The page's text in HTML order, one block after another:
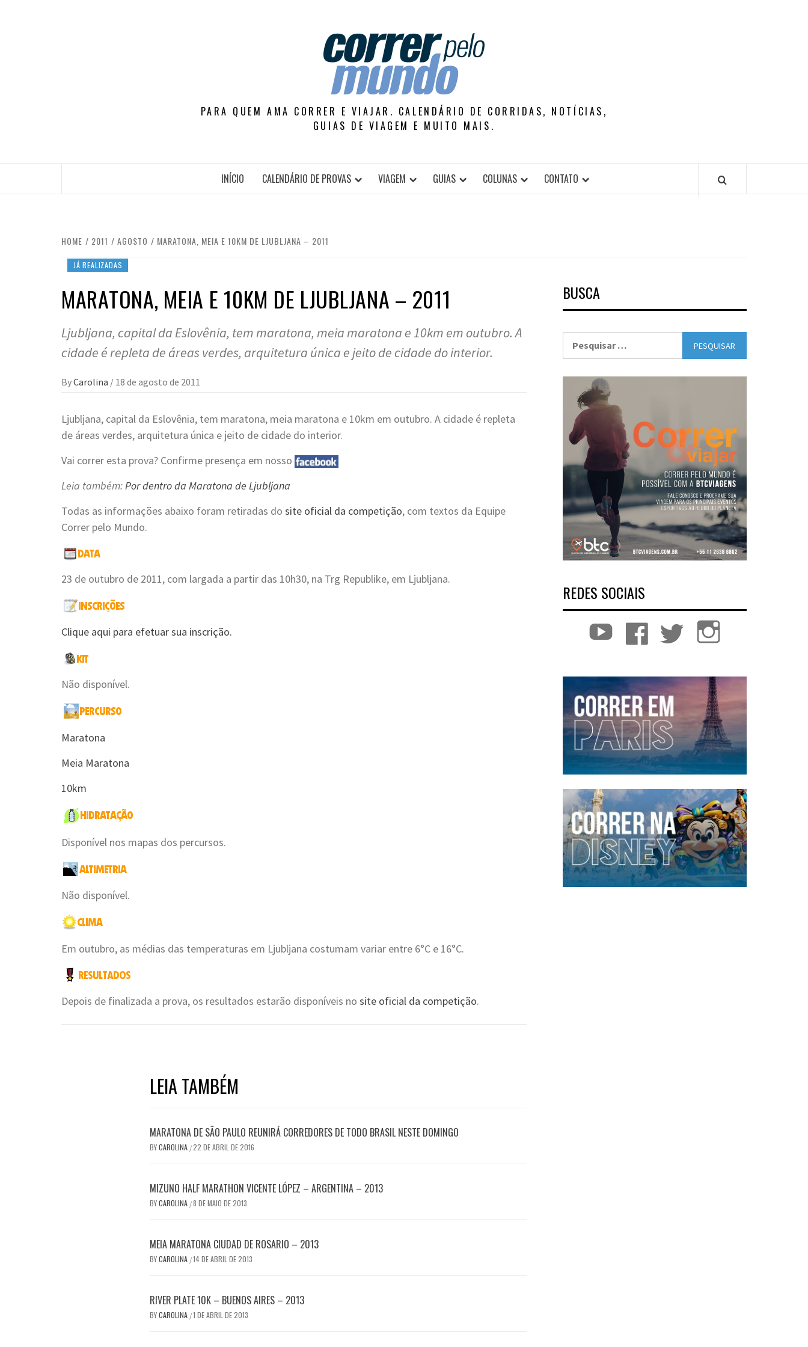
PARA QUEM AMA CORRER E VIAJAR. CALENDÁRIO DE CORRIDAS, NOTÍCIAS,
GUIAS DE VIAGEM E MUITO MAIS.
INÍCIO CALENDÁRIO DE PROVAS VIAGEM GUIAS COLUNAS CONTATO
HOME 2011 AGOSTO MARATONA, MEIA E 10KM DE LJUBLJANA – 2011
JÁ REALIZADAS
MARATONA, MEIA E 10KM DE LJUBLJANA – 2011
Ljubljana, capital da Eslovênia, tem maratona, meia maratona e 10km em outubro. A
cidade é repleta de áreas verdes, arquitetura única e jeito de cidade do interior.
ByCarolina / 18 de agosto de 2011
Ljubljana, capital da Eslovênia, tem maratona, meia maratona e 10km em outubro. A cidade é repleta
de áreas verdes, arquitetura única e jeito de cidade do interior.
Vai correr esta prova? Confirme presença em nosso
Leia também:Por dentro da Maratona de Ljubljana
Todas as informações abaixo foram retiradas do site oficial da competição, com textos da Equipe
Correr pelo Mundo.
23 de outubro de 2011, com largada a partir das 10h30, na Trg Republike, em Ljubljana.
Clique aqui para efetuar sua inscrição.
Não disponível.
Maratona
Meia Maratona
10km
Disponível nos mapas dos percursos.
Não disponível.
Em outubro, as médias das temperaturas em Ljubljana costumam variar entre 6°C e 16°C.
Depois de finalizada a prova, os resultados estarão disponíveis no site oficial da competição.
LEIA TAMBÉM
MARATONA DE SÃO PAULO REUNIRÁ CORREDORES DE TODO BRASIL NESTE DOMINGO
BYCAROLINA /22 DE ABRIL DE 2016
MIZUNO HALF MARATHON VICENTE LÓPEZ – ARGENTINA – 2013
BYCAROLINA /8 DE MAIO DE 2013
MEIA MARATONA CIUDAD DE ROSARIO – 2013
BYCAROLINA /14 DE ABRIL DE 2013
RIVER PLATE 10K – BUENOS AIRES – 2013
BYCAROLINA /1 DE ABRIL DE 2013
BUSCA
REDES SOCIAIS
YouTube Facebook Twitter